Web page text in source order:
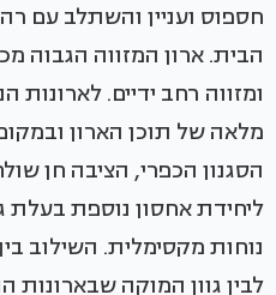
חספוס ועניין והשתלב עם
הבית. ארון המזווה הגבוה
ומזווה רחב ידיים. לארונות
מלאה של תוכן הארון
הסגנון הכפרי, הציבה חן
ליחידת אחסון נוספת בעלת
נוחות מקסימלית. השילוב
לבין גוון המוקה שבארונות